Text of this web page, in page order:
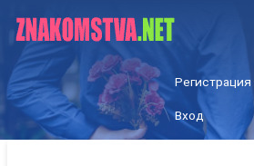
Регистрация
Вход